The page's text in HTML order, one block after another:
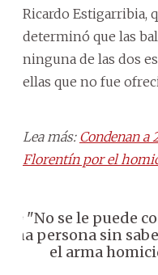
Ricardo Estigarribia,
determinó que las
ninguna de las dos
ellas que no fue
Lea más: Condenan a
Florentín por el
🗣 "No se le puede
una persona sin
el arma